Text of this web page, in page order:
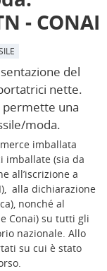
- CONAI
del
nette.
permette una
moda.
imballata
imballate (sia da
all’iscrizione a
alla dichiarazione
nonché al
Conai) su tutti gli
nazionale. Allo
su cui è stato